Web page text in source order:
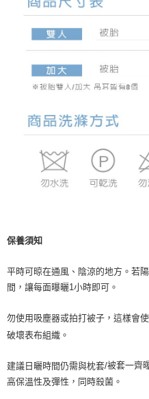
保養須知
平時可晾在通風、陰涼的地方。若
間，讓每面曝曬1小時即可。
勿使用吸塵器或拍打被子，這樣會
破壞表布組織。
建議日曬時間仍需與枕套/被套一齊
高保溫性及彈性，同時殺菌。